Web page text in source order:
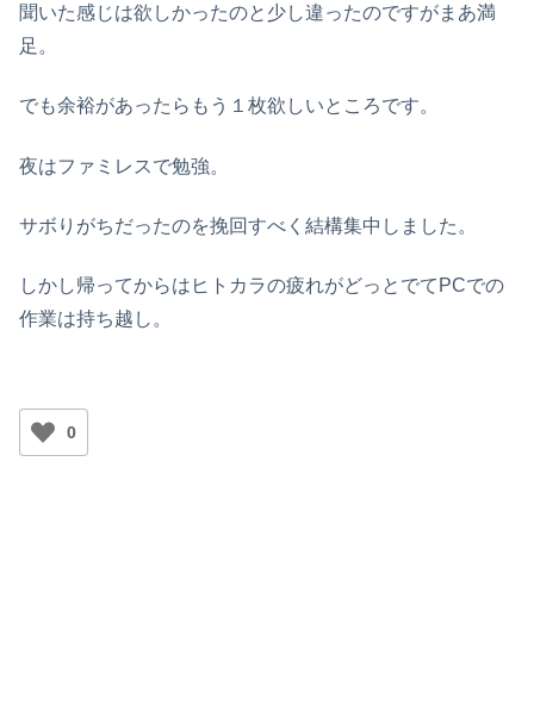
聞いた感じは欲しかったのと少し違ったのですがまあ満
足。
でも余裕があったらもう１枚欲しいところです。
夜はファミレスで勉強。
サボりがちだったのを挽回すべく結構集中しました。
しかし帰ってからはヒトカラの疲れがどっとでてPCでの
作業は持ち越し。
0